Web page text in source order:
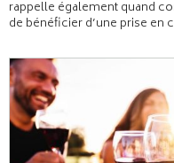
rappelle également quand
de bénéficier d’une prise en